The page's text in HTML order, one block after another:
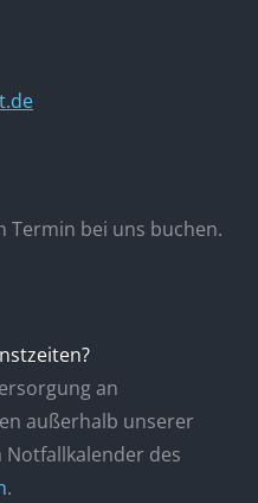
Termin bei uns buchen.
an
außerhalb unserer
Notfallkalender des
.